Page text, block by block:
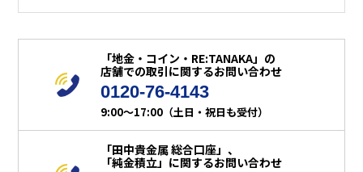
「地金・コイン・RE:TANAKA」の
店舗での取引に関するお問い合わせ
0120-76-4143
9:00～17:00（土日・祝日も受付）
「田中貴金属 総合口座」、
「純金積立」に関するお問い合わせ